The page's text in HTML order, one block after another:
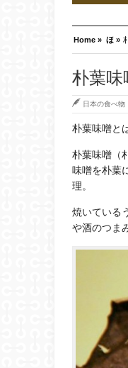
Home » ほ »
朴葉味
日本の食べ物
朴葉味噌と
朴葉味噌（
味噌を朴葉
理。
焼いている
や酒のつま